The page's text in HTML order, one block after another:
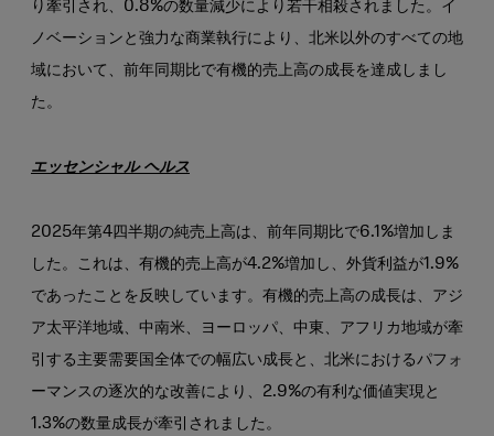
り牽引され、0.8%の数量減少により若干相殺されました。イ
ノベーションと強力な商業執行により、北米以外のすべての地
域において、前年同期比で有機的売上高の成長を達成しまし
た。
エッセンシャル ヘルス
2025年第4四半期の純売上高は、前年同期比で6.1%増加しま
した。これは、有機的売上高が4.2%増加し、外貨利益が1.9%
であったことを反映しています。有機的売上高の成長は、アジ
ア太平洋地域、中南米、ヨーロッパ、中東、アフリカ地域が牽
引する主要需要国全体での幅広い成長と、北米におけるパフォ
ーマンスの逐次的な改善により、2.9%の有利な価値実現と
1.3%の数量成長が牽引されました。